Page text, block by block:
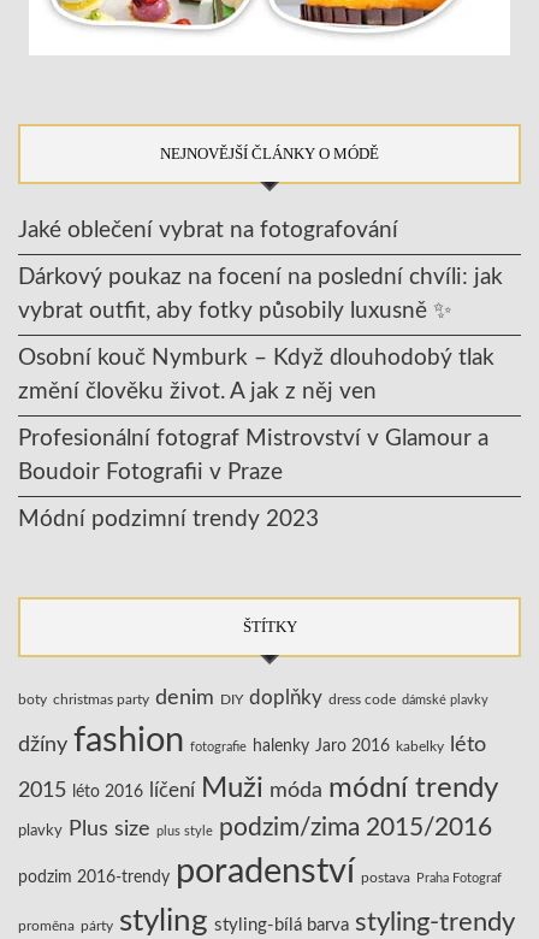
NEJNOVĚJŠÍ ČLÁNKY O MÓDĚ
Jaké oblečení vybrat na fotografování
Dárkový poukaz na focení na poslední chvíli: jak
vybrat outfit, aby fotky působily luxusně ✨
Osobní kouč Nymburk – Když dlouhodobý tlak
změní člověku život. A jak z něj ven
Profesionální fotograf Mistrovství v Glamour a
Boudoir Fotografii v Praze
Módní podzimní trendy 2023
ŠTÍTKY
boty christmas party denim DIY doplňky dress code dámské plavky
džíny fashion fotografie halenky Jaro 2016 kabelky léto
2015 léto 2016 líčení Muži móda módní trendy
plavky Plus size plus style podzim/zima 2015/2016
podzim 2016-trendy poradenství postava Praha Fotograf
proměna párty styling styling-bílá barva styling-trendy